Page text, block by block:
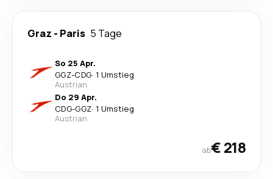
Graz - Paris 5 Tage
So 25 Apr.
GGZ-CDG· 1 Umstieg
Austrian
Do 29 Apr.
CDG-GGZ· 1 Umstieg
Austrian
ab€ 218